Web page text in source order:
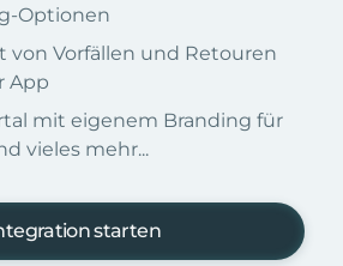
Optionen
von Vorfällen und Retouren
App
mit eigenem Branding für
vieles mehr...
starten